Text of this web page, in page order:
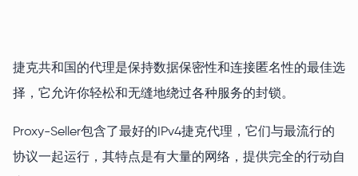
捷克共和国的代理是保持数据保密性和连接匿名性的最佳选
择，它允许你轻松和无缝地绕过各种服务的封锁。
Proxy-Seller包含了最好的IPv4捷克代理，它们与最流行的
协议一起运行，其特点是有大量的网络，提供完全的行动自